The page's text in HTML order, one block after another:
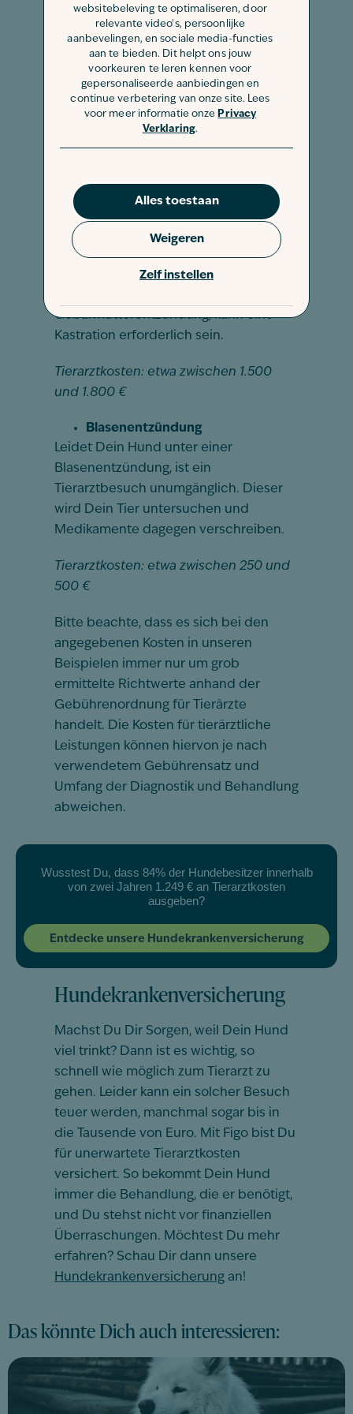
websitebeleving te optimaliseren, door
relevante video's, persoonlijke
aanbevelingen, en sociale media-functies
aan te bieden. Dit helpt ons jouw
voorkeuren te leren kennen voor
gepersonaliseerde aanbiedingen en
continue verbetering van onze site. Lees
voor meer informatie onze Privacy
Verklaring.
Alles toestaan
Zelf instellen
Weigeren
zum Tierarzt zu gehen. Welche der
folgenden Behandlungen gewählt wird,
hängt von der Ursache und der
Schwere der Erkrankungen ab.
Medikamente
Leidet Dein Hund an einer
Medikation notwendig sein.
Tierarztkosten:zum Beispiel Diagnostik
für Diabetes mellitus, ungefähr 500 €
Kastration
Gebärmutterentzündung, kann eine
Kastration erforderlich sein.
Tierarztkosten: etwa zwischen 1.500
und 1.800 €
Blasenentzündung
Leidet Dein Hund unter einer
Blasenentzündung, ist ein
Tierarztbesuch unumgänglich. Dieser
wird Dein Tier untersuchen und
Medikamente dagegen verschreiben.
Tierarztkosten: etwa zwischen 250 und
500 €
Bitte beachte, dass es sich bei den
angegebenen Kosten in unseren
Beispielen immer nur um grob
ermittelte Richtwerte anhand der
Gebührenordnung für Tierärzte
handelt. Die Kosten für tierärztliche
Leistungen können hiervon je nach
verwendetem Gebührensatz und
Umfang der Diagnostik und Behandlung
abweichen.
Wusstest Du, dass 84% der Hundebesitzer innerhalb
von zwei Jahren 1.249 € an Tierarztkosten
ausgeben?
Entdecke unsere Hundekrankenversicherung
Hundekrankenversicherung
Machst Du Dir Sorgen, weil Dein Hund
viel trinkt? Dann ist es wichtig, so
schnell wie möglich zum Tierarzt zu
gehen. Leider kann ein solcher Besuch
teuer werden, manchmal sogar bis in
die Tausende von Euro. Mit Figo bist Du
für unerwartete Tierarztkosten
versichert. So bekommt Dein Hund
immer die Behandlung, die er benötigt,
und Du stehst nicht vor finanziellen
Überraschungen. Möchtest Du mehr
erfahren? Schau Dir dann unsere
Hundekrankenversicherung an!
Das könnte Dich auch interessieren: